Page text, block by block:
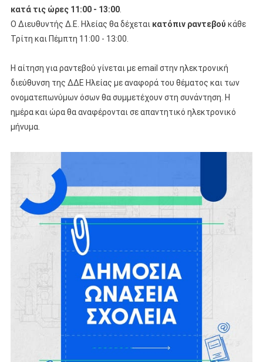
κατά τις ώρες 11:00 - 13:00.
Ο Διευθυντής Δ.Ε. Ηλείας θα δέχεται κατόπιν ραντεβού κάθε
Τρίτη και Πέμπτη 11:00 - 13:00.
Η αίτηση για ραντεβού γίνεται με email στην ηλεκτρονική
διεύθυνση της ΔΔΕ Ηλείας με αναφορά του θέματος και των
ονοματεπωνύμων όσων θα συμμετέχουν στη συνάντηση. Η
ημέρα και ώρα θα αναφέρονται σε απαντητικό ηλεκτρονικό
μήνυμα.